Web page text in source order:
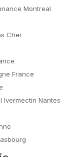
Montreal
Cher
France
Ivermectin Nantes